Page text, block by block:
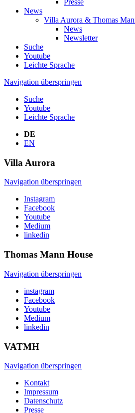
Presse
News
Villa Aurora & Thomas
News
Newsletter
Suche
Youtube
Leichte Sprache
Navigation überspringen
Suche
Youtube
Leichte Sprache
DE
EN
Villa Aurora
Navigation überspringen
Instagram
Facebook
Youtube
Medium
linkedin
Thomas Mann House
Navigation überspringen
instagram
Facebook
Youtube
Medium
linkedin
VATMH
Navigation überspringen
Kontakt
Impressum
Datenschutz
Presse